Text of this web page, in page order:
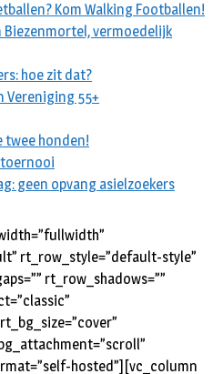
Kom Walking Footballen!
vermoedelijk
hoe zit dat?
Vereniging 55+
twee honden!
geen opvang asielzoekers
rt_row_style=”default-style”
rt_row_shadows=””
hosted”][vc_column